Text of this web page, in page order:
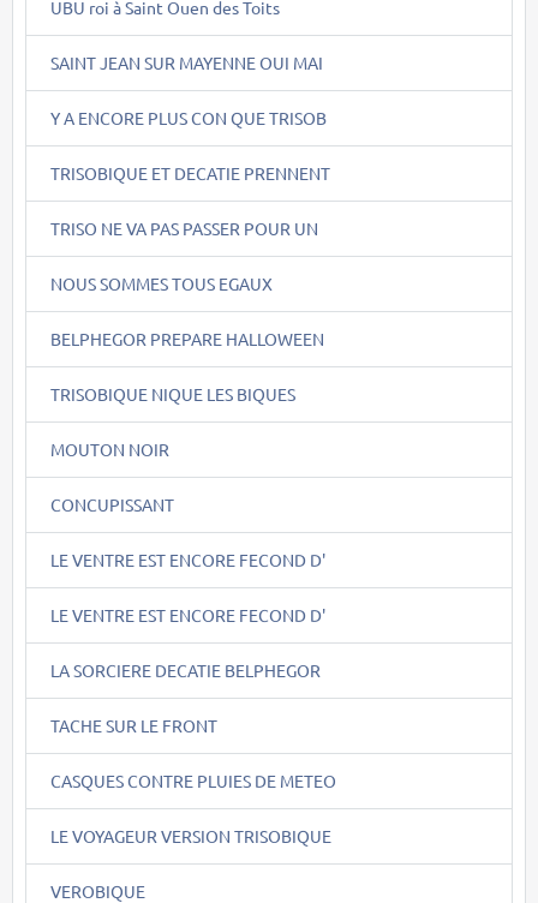
UBU roi à Saint Ouen des Toits
SAINT JEAN SUR MAYENNE OUI MAI
Y A ENCORE PLUS CON QUE TRISOB
TRISOBIQUE ET DECATIE PRENNENT
TRISO NE VA PAS PASSER POUR UN
NOUS SOMMES TOUS EGAUX
BELPHEGOR PREPARE HALLOWEEN
TRISOBIQUE NIQUE LES BIQUES
MOUTON NOIR
CONCUPISSANT
LE VENTRE EST ENCORE FECOND D'
LE VENTRE EST ENCORE FECOND D'
LA SORCIERE DECATIE BELPHEGOR
TACHE SUR LE FRONT
CASQUES CONTRE PLUIES DE METEO
LE VOYAGEUR VERSION TRISOBIQUE
VEROBIQUE